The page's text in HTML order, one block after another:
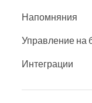
Напомняния
Управление на
Интеграции